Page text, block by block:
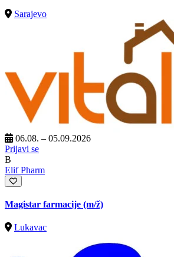
Sarajevo
06.08. – 05.09.2026
Prijavi se
B
Elif Pharm
Magistar farmacije (m/ž)
Lukavac